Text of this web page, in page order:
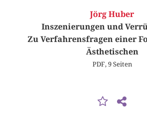
Jörg Huber
Inszenierungen und
Zu Verfahrensfragen einer
Ästhetischen
PDF, 9 Seiten